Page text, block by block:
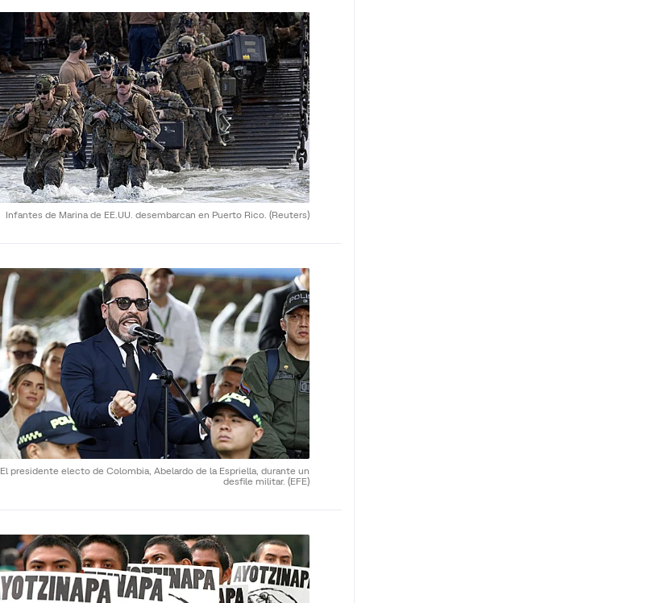
Infantes de Marina de EE.UU. desembarcan en Puerto Rico. (Reuters)
El presidente electo de Colombia, Abelardo de la Espriella, durante un
desfile militar. (EFE)